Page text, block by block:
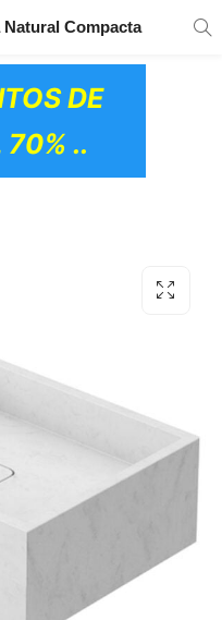
PRODUCTOS
DE
70% ..
Compacta